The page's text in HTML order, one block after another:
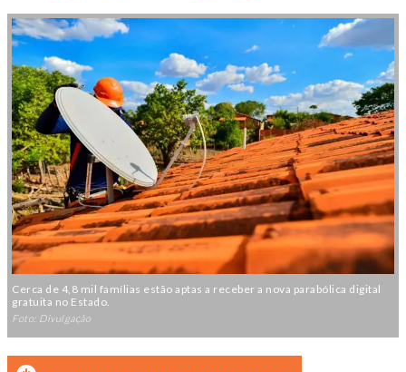
Cerca de 4,8 mil famílias estão aptas a receber a nova parabólica digital
gratuita no Estado.
Foto: Divulgação